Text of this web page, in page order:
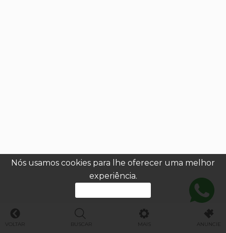
Nós usamos cookies para lhe oferecer uma melhor
experiência.
VOLTAR BUSCAR MAIS ANUNCIE